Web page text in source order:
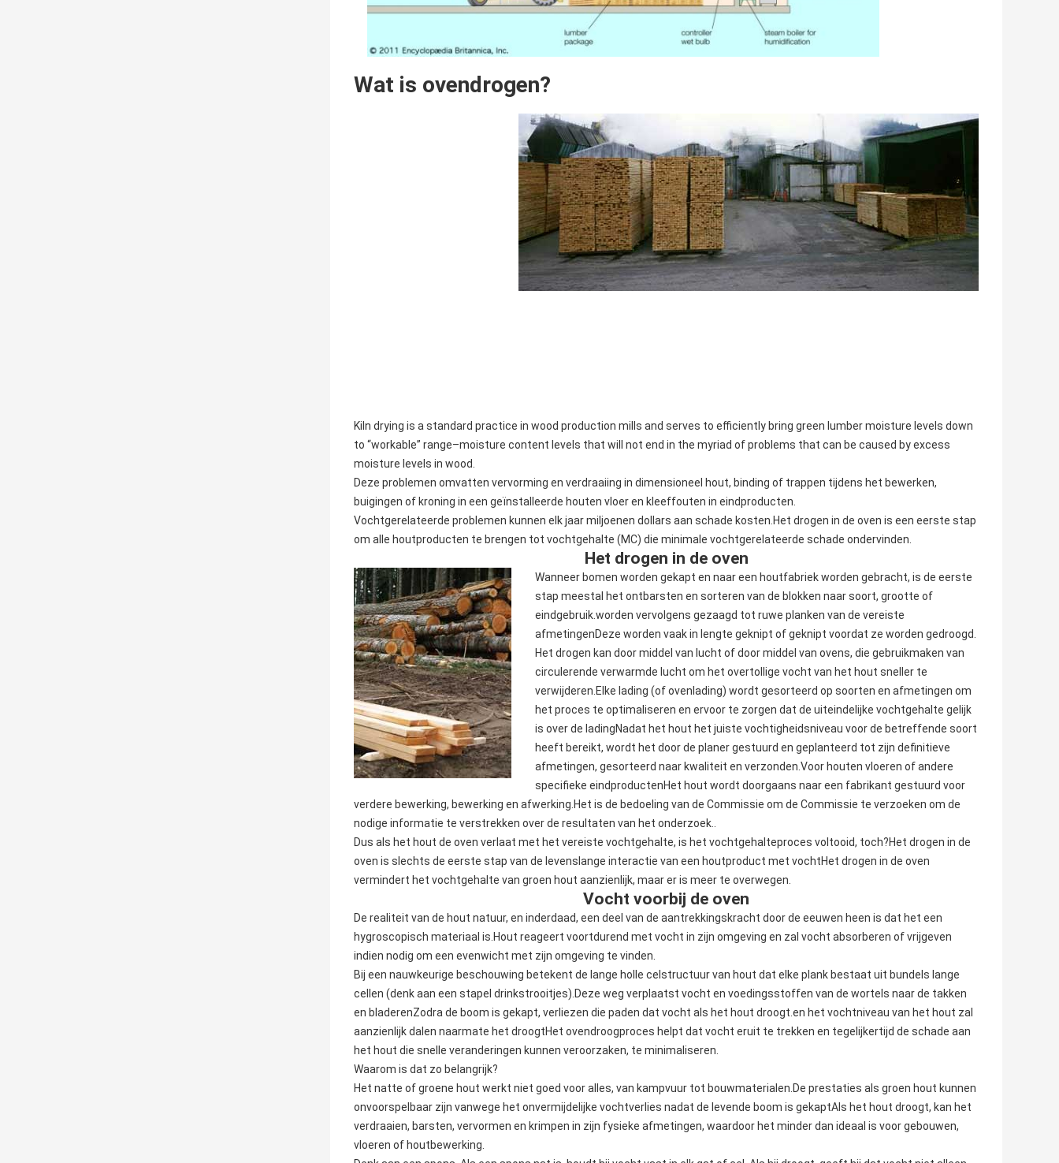
Wat is ovendrogen?
Kiln drying is a standard practice in wood production mills and serves to efficiently bring green lumber moisture levels down
to “workable” range–moisture content levels that will not end in the myriad of problems that can be caused by excess
moisture levels in wood.
Deze problemen omvatten vervorming en verdraaiing in dimensioneel hout, binding of trappen tijdens het bewerken,
buigingen of kroning in een geïnstalleerde houten vloer en kleeffouten in eindproducten.
Vochtgerelateerde problemen kunnen elk jaar miljoenen dollars aan schade kosten.Het drogen in de oven is een eerste stap
om alle houtproducten te brengen tot vochtgehalte (MC) die minimale vochtgerelateerde schade ondervinden.
Het drogen in de oven
Wanneer bomen worden gekapt en naar een houtfabriek worden gebracht, is de eerste
stap meestal het ontbarsten en sorteren van de blokken naar soort, grootte of
eindgebruik.worden vervolgens gezaagd tot ruwe planken van de vereiste
afmetingenDeze worden vaak in lengte geknipt of geknipt voordat ze worden gedroogd.
Het drogen kan door middel van lucht of door middel van ovens, die gebruikmaken van
circulerende verwarmde lucht om het overtollige vocht van het hout sneller te
verwijderen.Elke lading (of ovenlading) wordt gesorteerd op soorten en afmetingen om
het proces te optimaliseren en ervoor te zorgen dat de uiteindelijke vochtgehalte gelijk
is over de ladingNadat het hout het juiste vochtigheidsniveau voor de betreffende soort
heeft bereikt, wordt het door de planer gestuurd en geplanteerd tot zijn definitieve
afmetingen, gesorteerd naar kwaliteit en verzonden.Voor houten vloeren of andere
specifieke eindproductenHet hout wordt doorgaans naar een fabrikant gestuurd voor
verdere bewerking, bewerking en afwerking.Het is de bedoeling van de Commissie om de Commissie te verzoeken om de
nodige informatie te verstrekken over de resultaten van het onderzoek..
Dus als het hout de oven verlaat met het vereiste vochtgehalte, is het vochtgehalteproces voltooid, toch?Het drogen in de
oven is slechts de eerste stap van de levenslange interactie van een houtproduct met vochtHet drogen in de oven
vermindert het vochtgehalte van groen hout aanzienlijk, maar er is meer te overwegen.
Vocht voorbij de oven
De realiteit van de hout natuur, en inderdaad, een deel van de aantrekkingskracht door de eeuwen heen is dat het een
hygroscopisch materiaal is.Hout reageert voortdurend met vocht in zijn omgeving en zal vocht absorberen of vrijgeven
indien nodig om een evenwicht met zijn omgeving te vinden.
Bij een nauwkeurige beschouwing betekent de lange holle celstructuur van hout dat elke plank bestaat uit bundels lange
cellen (denk aan een stapel drinkstrooitjes).Deze weg verplaatst vocht en voedingsstoffen van de wortels naar de takken
en bladerenZodra de boom is gekapt, verliezen die paden dat vocht als het hout droogt.en het vochtniveau van het hout zal
aanzienlijk dalen naarmate het droogtHet ovendroogproces helpt dat vocht eruit te trekken en tegelijkertijd de schade aan
het hout die snelle veranderingen kunnen veroorzaken, te minimaliseren.
Waarom is dat zo belangrijk?
Het natte of groene hout werkt niet goed voor alles, van kampvuur tot bouwmaterialen.De prestaties als groen hout kunnen
onvoorspelbaar zijn vanwege het onvermijdelijke vochtverlies nadat de levende boom is gekaptAls het hout droogt, kan het
verdraaien, barsten, vervormen en krimpen in zijn fysieke afmetingen, waardoor het minder dan ideaal is voor gebouwen,
vloeren of houtbewerking.